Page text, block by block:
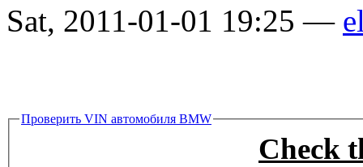
Sat, 2011-01-01 19:25 —
Проверить VIN автомобиля BMW
Check